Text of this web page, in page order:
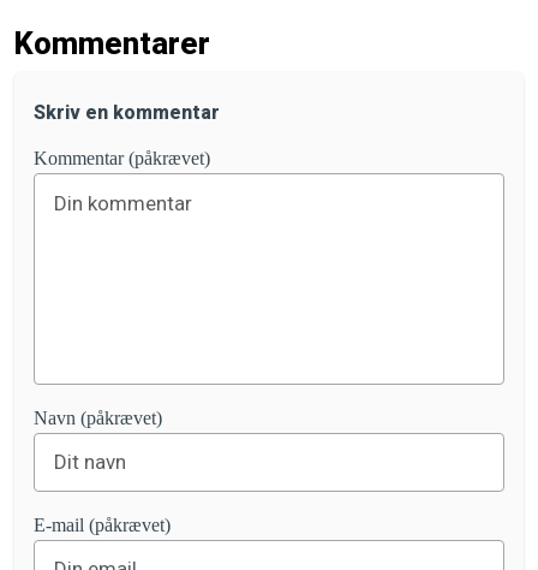
Kommentarer
Skriv en kommentar
Kommentar (påkrævet)
Navn (påkrævet)
E-mail (påkrævet)